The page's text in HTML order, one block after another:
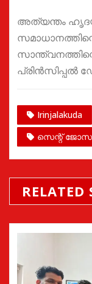
അത്യന്തം
പ്രിൻസിപ്പൽ
Irinjalakuda
സെന്റ്
RELATED